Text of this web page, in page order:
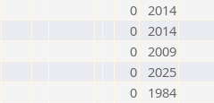
0 2014
0 2014
0 2009
0 2025
0
1984